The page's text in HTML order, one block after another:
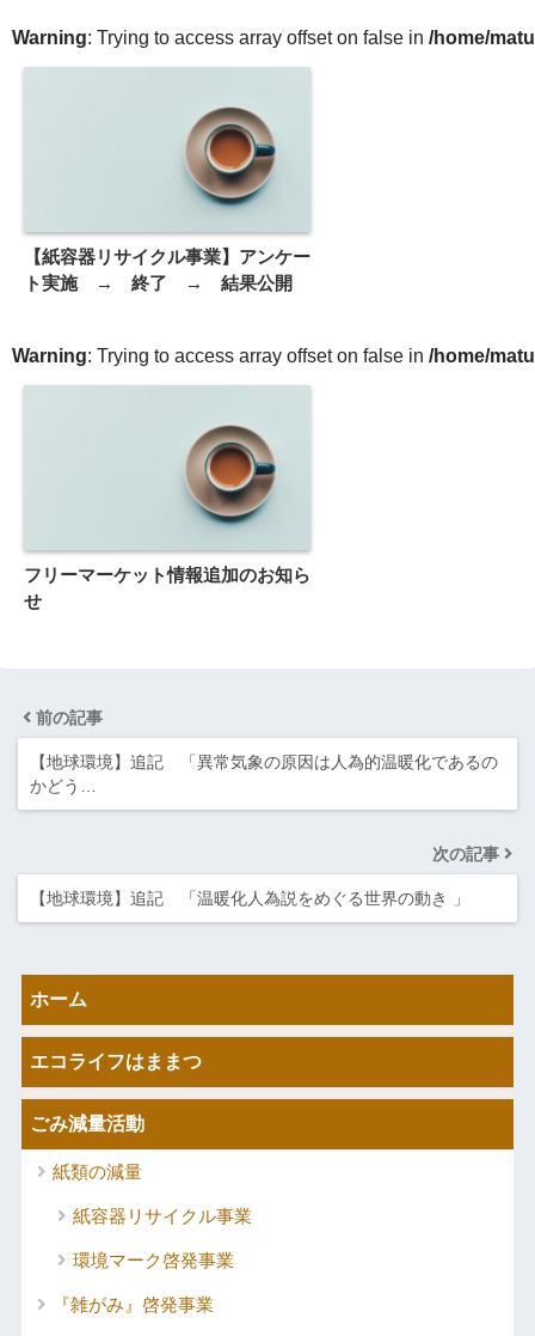
Warning: Trying to access array offset on false in /home/
【紙容器リサイクル事業】アンケー
ト実施 → 終了 → 結果公開
Warning: Trying to access array offset on false in /home/
フリーマーケット情報追加のお知ら
せ
前の記事
【地球環境】追記 「異常気象の原因は人為的温暖化であるの
かどう…
次の記事
【地球環境】追記 「温暖化人為説をめぐる世界の動き 」
ホーム
エコライフはままつ
ごみ減量活動
紙類の減量
紙容器リサイクル事業
環境マーク啓発事業
『雑がみ』啓発事業